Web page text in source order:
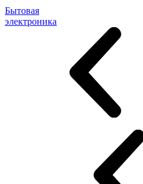
Бытовая
электроника